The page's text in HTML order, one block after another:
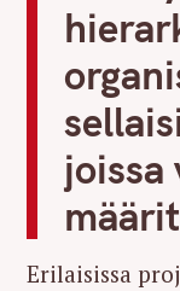
joissa
Erilaisissa